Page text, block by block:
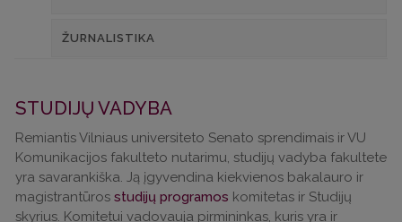
ŽURNALISTIKA
STUDIJŲ VADYBA
Remiantis Vilniaus universiteto Senato sprendimais ir VU
Komunikacijos fakulteto nutarimu, studijų vadyba fakultete
yra savarankiška. Ją įgyvendina kiekvienos bakalauro ir
magistrantūros studijų programos komitetas ir Studijų
skyrius. Komitetui vadovauja pirmininkas, kuris yra ir